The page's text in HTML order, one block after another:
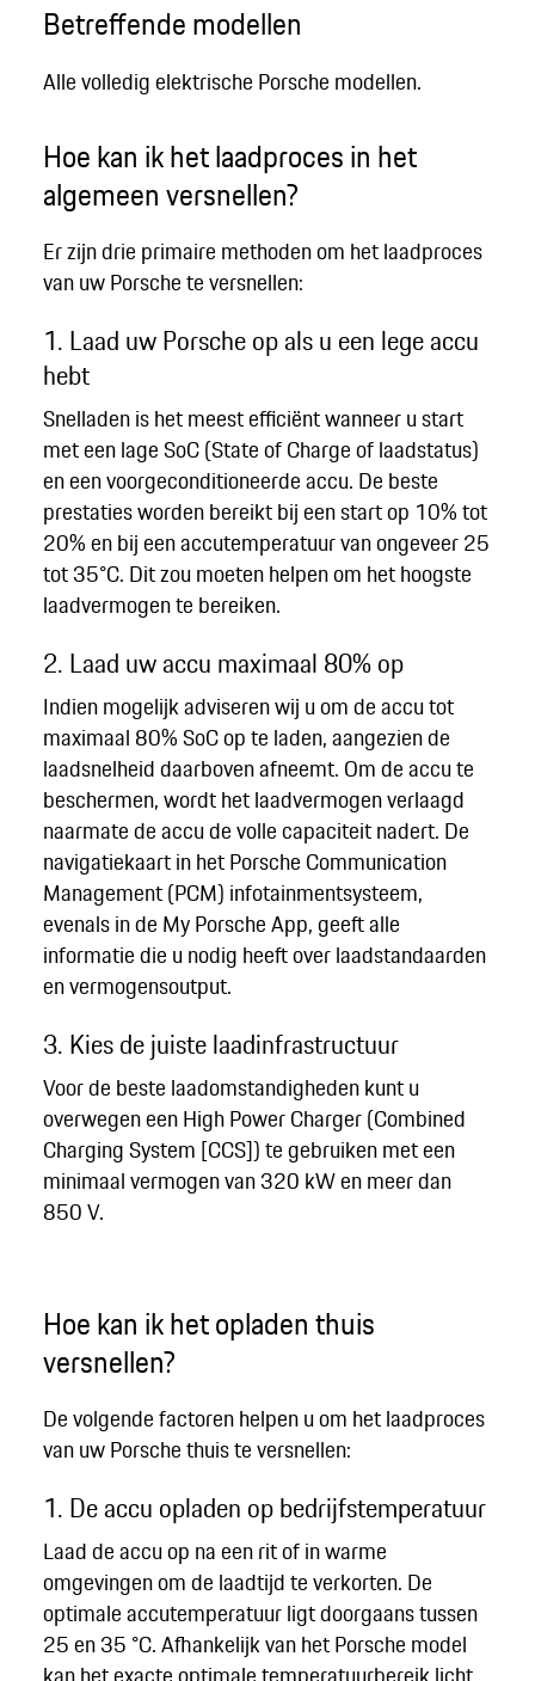
Betreffende modellen
Alle volledig elektrische Porsche modellen.
Hoe kan ik het laadproces in het
algemeen versnellen?
Er zijn drie primaire methoden om het laadproces
van uw Porsche te versnellen:
1. Laad uw Porsche op als u een lege accu
hebt
Snelladen is het meest efficiënt wanneer u start
met een lage SoC (State of Charge of laadstatus)
en een voorgeconditioneerde accu. De beste
prestaties worden bereikt bij een start op 10% tot
20% en bij een accutemperatuur van ongeveer 25
tot 35°C. Dit zou moeten helpen om het hoogste
laadvermogen te bereiken.
2. Laad uw accu maximaal 80% op
Indien mogelijk adviseren wij u om de accu tot
maximaal 80% SoC op te laden, aangezien de
laadsnelheid daarboven afneemt. Om de accu te
beschermen, wordt het laadvermogen verlaagd
naarmate de accu de volle capaciteit nadert. De
navigatiekaart in het Porsche Communication
Management (PCM) infotainmentsysteem,
evenals in de My Porsche App, geeft alle
informatie die u nodig heeft over laadstandaarden
en vermogensoutput.
3. Kies de juiste laadinfrastructuur
Voor de beste laadomstandigheden kunt u
overwegen een High Power Charger (Combined
Charging System [CCS]) te gebruiken met een
minimaal vermogen van 320 kW en meer dan
850 V.
Hoe kan ik het opladen thuis
versnellen?
De volgende factoren helpen u om het laadproces
van uw Porsche thuis te versnellen:
1. De accu opladen op bedrijfstemperatuur
Laad de accu op na een rit of in warme
omgevingen om de laadtijd te verkorten. De
optimale accutemperatuur ligt doorgaans tussen
25 en 35 °C. Afhankelijk van het Porsche model